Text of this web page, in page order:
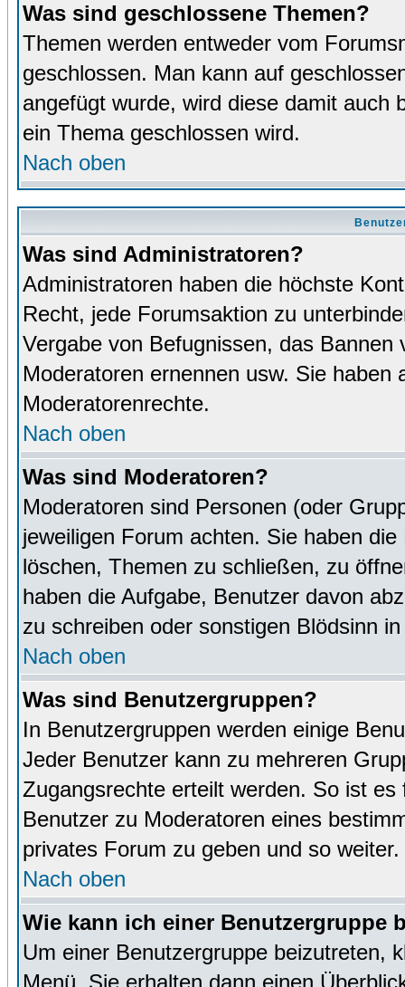
Was sind geschlossene Themen?
Themen werden entweder vom
geschlossen. Man kann auf
angefügt wurde, wird diese damit auch
ein Thema geschlossen wird.
Nach oben
Was sind Administratoren?
Administratoren haben die höchste
Recht, jede Forumsaktion zu
Vergabe von Befugnissen, das
Moderatoren ernennen usw. Sie
Moderatorenrechte.
Nach oben
Was sind Moderatoren?
Moderatoren sind Personen (oder
jeweiligen Forum achten. Sie haben
löschen, Themen zu schließen, zu
haben die Aufgabe, Benutzer davon
zu schreiben oder sonstigen Blödsinn
Nach oben
Was sind Benutzergruppen?
In Benutzergruppen werden einige
Jeder Benutzer kann zu mehreren
Zugangsrechte erteilt werden. So ist
Benutzer zu Moderatoren eines
privates Forum zu geben und so weiter.
Nach oben
Wie kann ich einer Benutzergruppe
Um einer Benutzergruppe beizutreten,
Menü. Sie erhalten dann einen